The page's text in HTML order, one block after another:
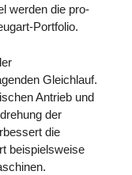
werden die pro-
Portfolio.
Gleichlauf.
Antrieb und
der
die
beispielsweise